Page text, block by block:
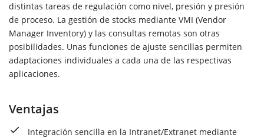
distintas tareas de regulación como nivel, presión y presión
de proceso. La gestión de stocks mediante VMI (Vendor
Manager Inventory) y las consultas remotas son otras
posibilidades. Unas funciones de ajuste sencillas permiten
adaptaciones individuales a cada una de las respectivas
aplicaciones.
Ventajas
Integración sencilla en la Intranet/Extranet mediante